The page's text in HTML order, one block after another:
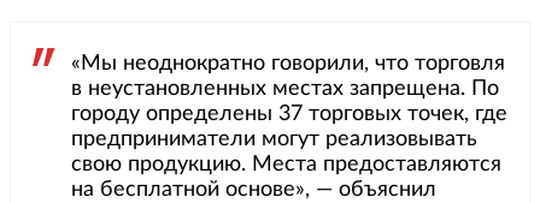
«Мы неоднократно говорили, что торговля
в неустановленных местах запрещена. По
городу определены 37 торговых точек, где
предприниматели могут реализовывать
свою продукцию. Места предоставляются
на бесплатной основе», — объяснил